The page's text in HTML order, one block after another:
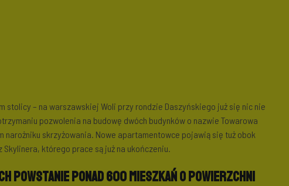
stolicy – na warszawskiej Woli przy rondzie Daszyńskiego już się nic nie
pozwolenia na budowę dwóch budynków o nazwie Towarowa
narożniku skrzyżowania. Nowe apartamentowce pojawią się tuż obok
Skylinera, którego prace są już na ukończeniu.
powstanie ponad 600 mieszkań o powierzchni